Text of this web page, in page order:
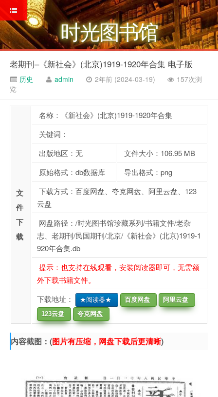
时光图书馆
老期刊–《新社会》(北京)1919-1920年合集 电子版
历史 admin 2年前 (2024-03-19)
157次浏
览
文
件
下
载
名称：《新社会》(北京)1919-1920年合集
关键词：
出版地区：无
文件大小：106.95 MB
原始格式：db数据库
导出格式：png
下载方式：百度网盘、夸克网盘、阿里云盘、123
云盘
网盘路径：/时光图书馆珍藏系列/书籍文件/老杂
志、老期刊/民国期刊/北京/《新社会》(北京)1919-1
920年合集.db
提示：也支持在线观看，安装阅读器即可，无需额
外下载书籍文件。
下载地址：
★阅读器★ 百度网盘
阿里云盘
123云盘
夸克网盘
内容截图：(图片有压缩，网盘下载后更清晰)